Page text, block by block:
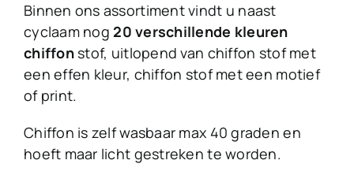
Binnen ons assortiment vindt u naast
cyclaam nog 20 verschillende kleuren
chiffonstof, uitlopend van chiffon stof met
een effen kleur, chiffon stof met een motief
of print.
Chiffon is zelf wasbaar max 40 graden en
hoeft maar licht gestreken te worden.